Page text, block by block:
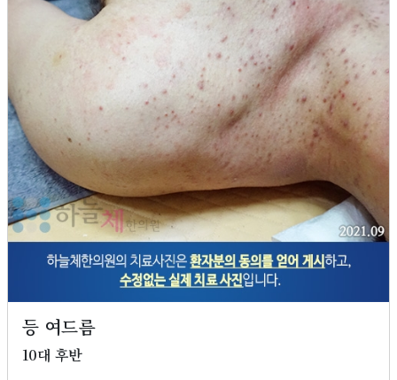
등 여드름
10대 후반